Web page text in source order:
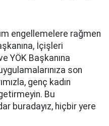
engellemelere rağmen
İçişleri
YÖK Başkanına
son
genç kadın
Bu
buradayız, hiçbir yere